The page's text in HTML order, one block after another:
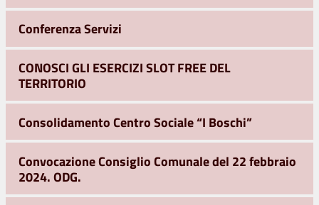
Conferenza Servizi
CONOSCI GLI ESERCIZI SLOT FREE DEL
TERRITORIO
Consolidamento Centro Sociale “I Boschi”
Convocazione Consiglio Comunale del 22 febbraio
2024. ODG.